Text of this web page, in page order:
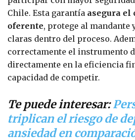
Chile. Esta garantía asegura
oferente, protege al mandante
claras dentro del proceso.
correctamente el instrumento
directamente en la eficiencia
capacidad de competir.
Te puede interesar:
triplican el riesgo de
ansiedad en